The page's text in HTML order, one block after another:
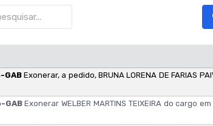
GABExonerar, a pedido, BRUNA LORENA DE FARIAS
GABExonerar WELBER MARTINS TEIXEIRA do cargo